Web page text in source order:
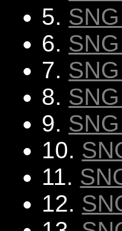
5.
6.
7.
8.
9.
10.
11.
12.